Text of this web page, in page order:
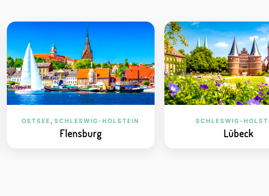
OSTSEE ,SCHLESWIG-HOLSTEIN
Flensburg
SCHLESWIG-
Lübeck